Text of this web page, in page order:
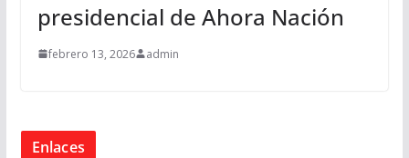
presidencial de Ahora Nación
febrero 13, 2026 admin
Enlaces